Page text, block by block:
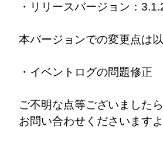
・リリースバージョン：
本バージョンでの変更点は
・イベントログの問題修正
ご不明な点等ございました
お問い合わせくださいます